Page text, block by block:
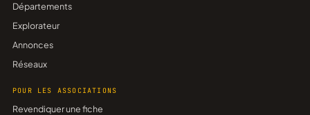
Départements
Explorateur
Annonces
Réseaux
POUR LES ASSOCIATIONS
Revendiquer une fiche